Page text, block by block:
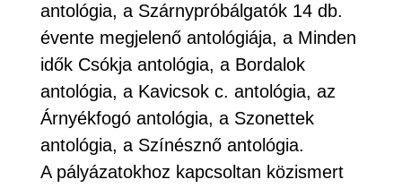
antológia, a Szárnypróbálgatók 14 db.
évente megjelenő antológiája, a Minden
idők Csókja antológia, a Bordalok
antológia, a Kavicsok c. antológia, az
Árnyékfogó antológia, a Szonettek
antológia, a Színésznő antológia.
A pályázatokhoz kapcsoltan közismert